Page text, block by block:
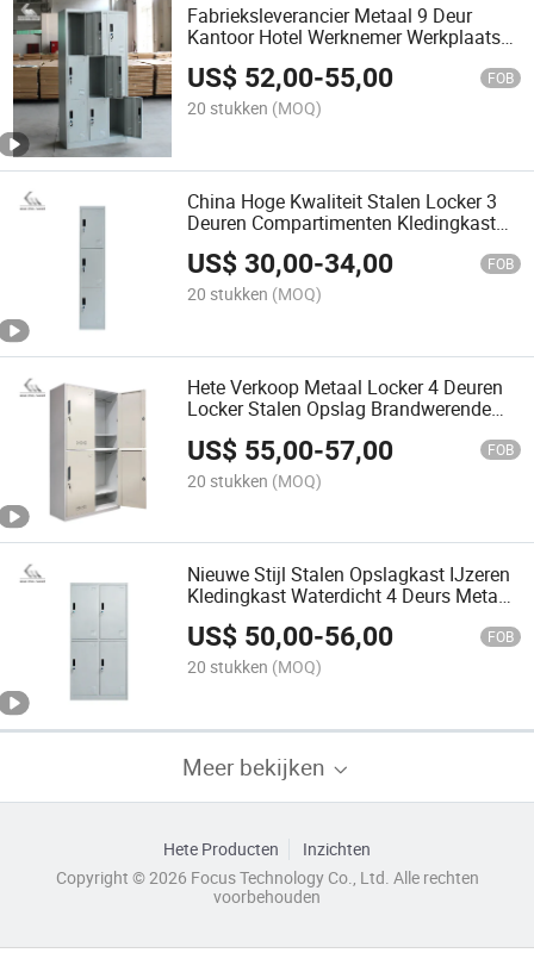
Fabrieksleverancier Metaal 9 Deur
Kantoor Hotel Werknemer Werkplaats
Werknemer Kleding Opslag Kluis
US$ 52,00-55,00 FOB
20 stukken (MOQ)
China Hoge Kwaliteit Stalen Locker 3
Deuren Compartimenten Kledingkast
Metaal Sport Locker
US$30,00-34,00 FOB
20 stukken (MOQ)
Hete Verkoop Metaal Locker 4 Deuren
Locker Stalen Opslag Brandwerende
US$ 55,00-57,00 FOB
20 stukken (MOQ)
Nieuwe Stijl Stalen Opslagkast IJzeren
Kledingkast Waterdicht 4 Deurs Metaal
Lockerkast
US$ 50,00-56,00 FOB
20 stukken (MOQ)
Meer bekijken
Hete Producten
Inzichten
Copyright © 2026 Focus Technology Co., Ltd. Alle rechten
voorbehouden